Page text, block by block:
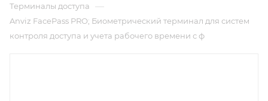
Терминалы доступа —
Anviz FacePass PRO; Биометрический терминал для систем
контроля доступа и учета рабочего времени с ф